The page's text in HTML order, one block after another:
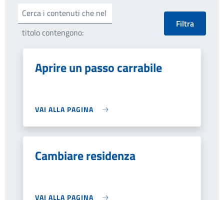
Cerca i contenuti che nel
titolo contengono:
Aprire un passo carrabile
VAI ALLA PAGINA
Cambiare residenza
VAI ALLA PAGINA